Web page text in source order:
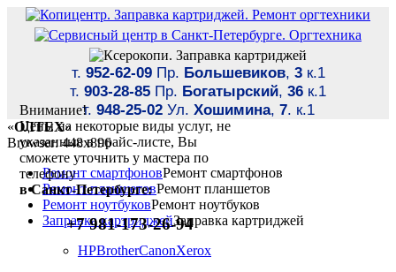
т. 952-62-09Пр. Большевиков, 3к.1
т. 903-28-85 Пр. Богатырский, 36 к.1
т. 948-25-02Ул. Хошимина, 7. к.1
«ОЛТЕХ»
Browser: 448x896
Ремонт смартфоновРемонт смартфонов
Ремонт планшетовРемонт планшетов
Ремонт ноутбуковРемонт ноутбуков
Заправка картриджейЗаправка картриджей
HPBrotherCanonXerox
Внимание!
Цены на некоторые виды услуг, не
указанные в прайс-листе, Вы
сможете уточнить у мастера по
телефону
в Санкт-Петербурге:
+7 981-173-26-94